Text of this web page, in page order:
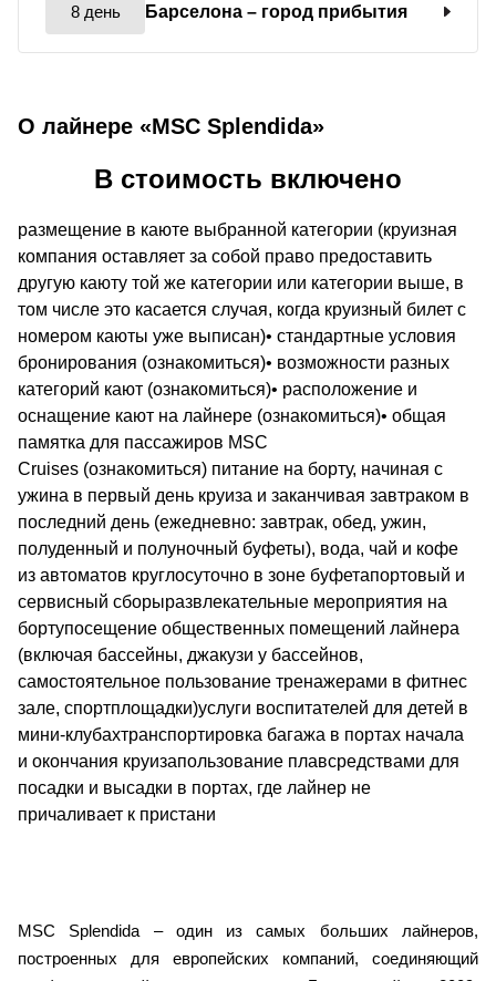
8 день Барселона – город прибытия
О лайнере «MSC Splendida»
MSC Splendida – один из самых больших лайнеров,
построенных для европейских компаний, соединяющий
В стоимость включено
размещение в каюте выбранной категории (круизная
компания оставляет за собой право предоставить
другую каюту той же категории или категории выше, в
том числе это касается случая, когда круизный билет с
номером каюты уже выписан)• стандартные условия
бронирования (ознакомиться)• возможности разных
категорий кают (ознакомиться)• расположение и
оснащение кают на лайнере (ознакомиться)• общая
памятка для пассажиров MSC
Cruises (ознакомиться) питание на борту, начиная с
ужина в первый день круиза и заканчивая завтраком в
последний день (ежедневно: завтрак, обед, ужин,
полуденный и полуночный буфеты), вода, чай и кофе
из автоматов круглосуточно в зоне буфетапортовый и
сервисный сборыразвлекательные мероприятия на
бортупосещение общественных помещений лайнера
(включая бассейны, джакузи у бассейнов,
самостоятельное пользование тренажерами в фитнес
зале, спортплощадки)услуги воспитателей для детей в
мини-клубахтранспортировка багажа в портах начала
и окончания круизапользование плавсредствами для
посадки и высадки в портах, где лайнер не
причаливает к пристани